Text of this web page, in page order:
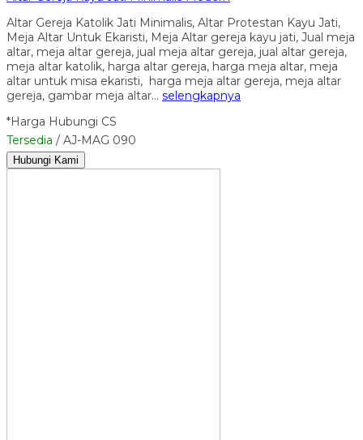
Altar Gereja Katolik Jati Minimalis, Altar Protestan Kayu Jati,
Meja Altar Untuk Ekaristi, Meja Altar gereja kayu jati, Jual meja
altar, meja altar gereja, jual meja altar gereja, jual altar gereja,
meja altar katolik, harga altar gereja, harga meja altar, meja
altar untuk misa ekaristi, harga meja altar gereja, meja altar
gereja, gambar meja altar… selengkapnya
*Harga Hubungi CS
Tersedia / AJ-MAG 090
Hubungi Kami